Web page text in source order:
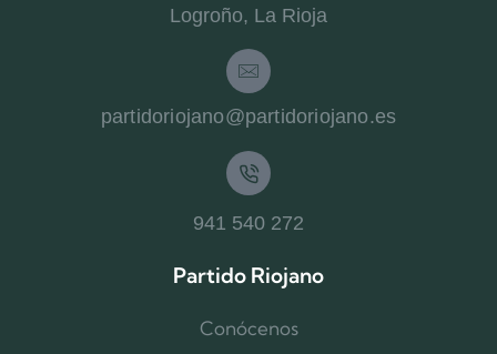
Logroño, La Rioja
partidoriojano@partidoriojano.es
941 540 272
Partido Riojano
Conócenos